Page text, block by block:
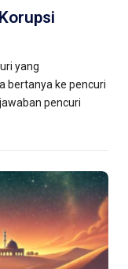
yang
bertanya ke pencuri
pencuri